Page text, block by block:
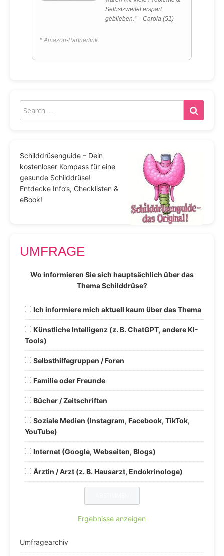
Selbstzweifel erspart
geblieben.“ – Carola (51)
* Amazon-Partnerlink
Schilddrüsenguide – Dein
kostenloser Kompass für eine
gesunde Schilddrüse!
Entdecke Info’s, Checklisten &
eBook!
UMFRAGE
Wo informieren Sie sich hauptsächlich über das
Thema Schilddrüse?
Ich informiere mich aktuell kaum über das Thema
Künstliche Intelligenz (z. B. ChatGPT, andere KI-
Tools)
Selbsthilfegruppen / Foren
Familie oder Freunde
Bücher / Zeitschriften
Soziale Medien (Instagram, Facebook, TikTok,
YouTube)
Internet (Google, Webseiten, Blogs)
Ärztin / Arzt (z. B. Hausarzt, Endokrinologe)
Ergebnisse anzeigen
Umfragearchiv